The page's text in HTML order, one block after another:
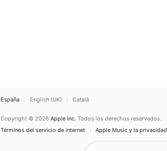
España English (UK) Català
Copyright © 2026 Apple Inc. Todos los derechos reservados.
Términos del servicio de internet
Apple Music y la privacidad